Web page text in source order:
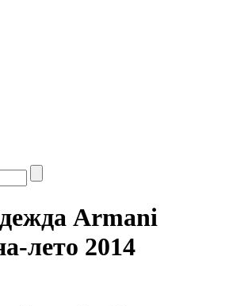
Armani
лето 2014